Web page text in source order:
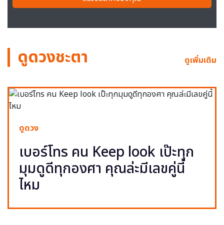
ดูดวงชะตา ดูเพิ่มเติม
ดูดวง
เบอร์โทร คน Keep look เป๊ะทุก
มุมดูดีทุกองศา คุณล่ะมีเลขคู่นี้
ไหม